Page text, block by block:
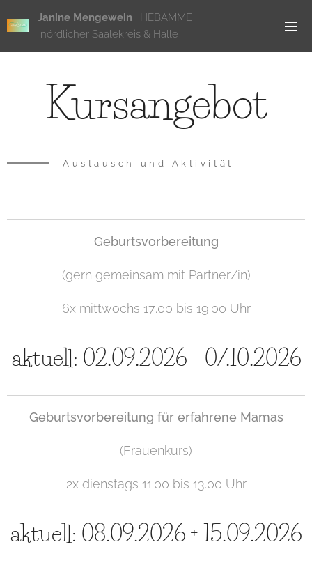
Janine Mengewein | HEBAMME
nördlicher Saalekreis & Halle
Kursangebot
Austausch und Aktivität
Geburtsvorbereitung
(gern gemeinsam mit Partner/in)
6x mittwochs 17.00 bis 19.00 Uhr
aktuell: 02.09.2026 - 07.10.2026
Geburtsvorbereitung für erfahrene Mamas
(Frauenkurs)
2x dienstags 11.00 bis 13.00 Uhr
aktuell: 08.09.2026 + 15.09.2026